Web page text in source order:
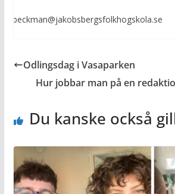
Odlingsdag i Vasaparken
Hur jobbar man på en
Du kanske också